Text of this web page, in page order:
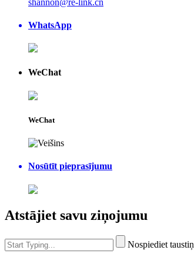
WhatsApp
WeChat
WeChat
Nosūtīt pieprasījumu
Atstājiet savu ziņojumu
Nospiediet